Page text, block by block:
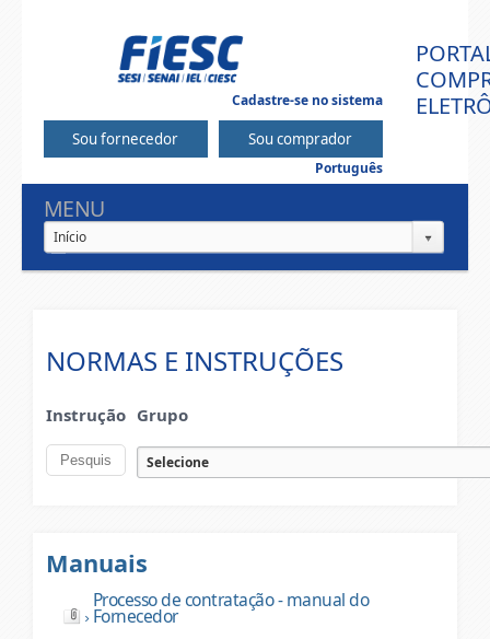
Cadastre-se no sistema
Português
MENU
Início
NORMAS E INSTRUÇÕES
Instrução Grupo
Selecione
Manuais
Processo de contratação - manual do
Fornecedor